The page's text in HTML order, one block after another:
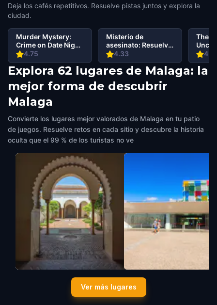
Deja los cafés repetitivos. Resuelve pistas juntos y explora la
ciudad.
4.75
Murder Mystery:
Crime on Date Night
in Malaga
4.33
Misterio de
asesinato: Resuelve
el caso en Malaga
The
in
Explora 62 lugares de Malaga: la
mejor forma de descubrir
Malaga
Convierte los lugares mejor valorados de Malaga en tu patio
de juegos. Resuelve retos en cada sitio y descubre la historia
oculta que el 99 % de los turistas no ve
Patio de los Naranjos, Catedral
The Centre Pompidou
Malaga
Ver más lugares